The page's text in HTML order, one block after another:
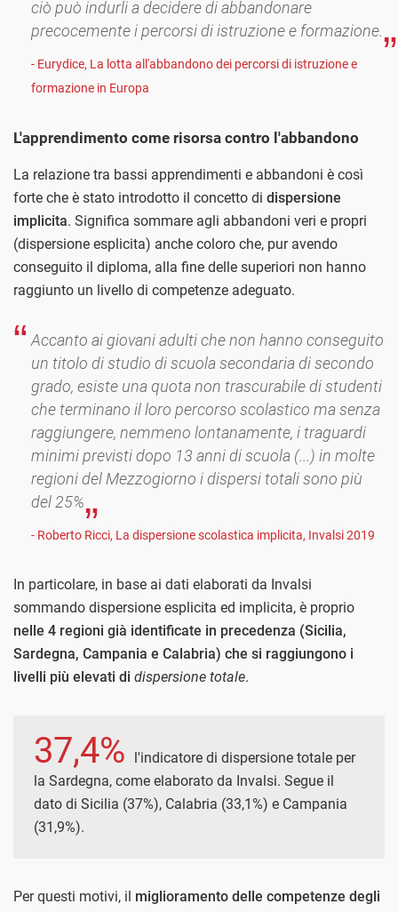
ciò può indurli a decidere di abbandonare
precocemente i percorsi di istruzione e formazione.
- Eurydice, La lotta all'abbandono dei percorsi di istruzione e
formazione in Europa
L'apprendimento come risorsa contro l'abbandono
La relazione tra bassi apprendimenti e abbandoni è così
forte che è stato introdotto il concetto di dispersione
implicita. Significa sommare agli abbandoni veri e propri
(dispersione esplicita) anche coloro che, pur avendo
conseguito il diploma, alla fine delle superiori non hanno
raggiunto un livello di competenze adeguato.
Accanto ai giovani adulti che non hanno conseguito
un titolo di studio di scuola secondaria di secondo
grado, esiste una quota non trascurabile di studenti
che terminano il loro percorso scolastico ma senza
raggiungere, nemmeno lontanamente, i traguardi
minimi previsti dopo 13 anni di scuola (...) in molte
regioni del Mezzogiorno i dispersi totali sono più
del 25%
- Roberto Ricci, La dispersione scolastica implicita, Invalsi 2019
In particolare, in base ai dati elaborati da Invalsi
sommando dispersione esplicita ed implicita, è proprio
nelle 4 regioni già identificate in precedenza (Sicilia,
Sardegna, Campania e Calabria) che si raggiungono i
livelli più elevati di dispersione totale.
37,4%
l'indicatore di dispersione totale per
la Sardegna, come elaborato da Invalsi. Segue il
dato di Sicilia (37%), Calabria (33,1%) e Campania
(31,9%).
Per questi motivi, il miglioramento delle competenze degli